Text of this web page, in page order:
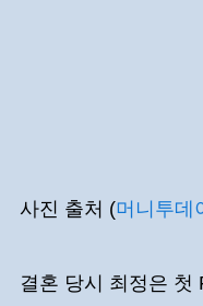
사진 출처 (머니투데
결혼 당시 최정은 첫